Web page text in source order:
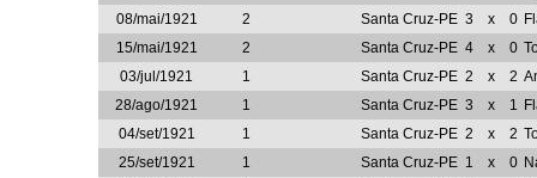
08/mai/1921
2 Santa Cruz-PE 3 x 0
15/mai/1921
2 Santa Cruz-PE 4 x 0
03/jul/1921
1 Santa Cruz-PE 2 x 2
28/ago/1921
1 Santa Cruz-PE 3 x 1
04/set/1921
1 Santa Cruz-PE 2 x 2
25/set/1921
1 Santa Cruz-PE 1 x 0